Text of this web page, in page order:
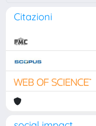
Citazioni